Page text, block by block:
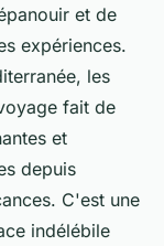
et de
expériences.
les
fait de
et
depuis
C'est une
indélébile